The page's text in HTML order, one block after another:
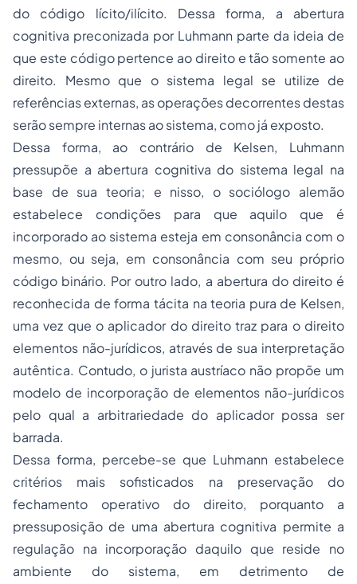
do código lícito/ilícito. Dessa forma, a abertura
cognitiva preconizada por Luhmann parte da ideia de
que este código pertence ao direito e tão somente ao
direito. Mesmo que o sistema legal se utilize de
referências externas, as operações decorrentes destas
serão sempre internas ao sistema, como já exposto.
Dessa forma, ao contrário de Kelsen, Luhmann
pressupõe a abertura cognitiva do sistema legal na
base de sua teoria; e nisso, o sociólogo alemão
estabelece condições para que aquilo que é
incorporado ao sistema esteja em consonância com o
mesmo, ou seja, em consonância com seu próprio
código binário. Por outro lado, a abertura do direito é
reconhecida de forma tácita na teoria pura de Kelsen,
uma vez que o aplicador do direito traz para o direito
elementos não-jurídicos, através de sua interpretação
autêntica. Contudo, o jurista austríaco não propõe um
modelo de incorporação de elementos não-jurídicos
pelo qual a arbitrariedade do aplicador possa ser
barrada.
Dessa forma, percebe-se que Luhmann estabelece
critérios mais sofisticados na preservação do
fechamento operativo do direito, porquanto a
pressuposição de uma abertura cognitiva permite a
regulação na incorporação daquilo que reside no
ambiente do sistema, em detrimento de